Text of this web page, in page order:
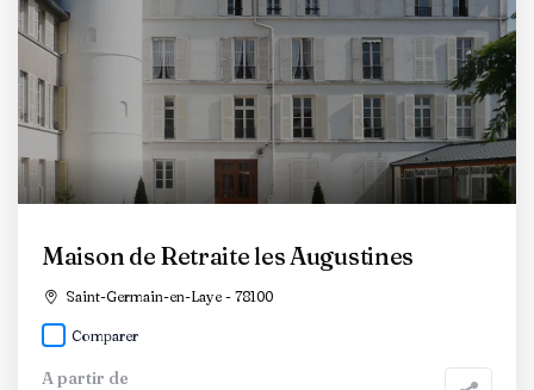
Maison de Retraite les Augustines
Saint-Germain-en-Laye - 78100
Comparer
A partir de